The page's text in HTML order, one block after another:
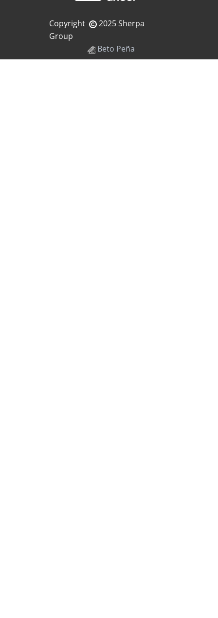
Copyright
2025 Sherpa
Group
Beto Peña